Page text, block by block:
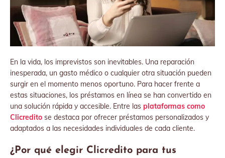
En la vida, los imprevistos son inevitables. Una reparación
inesperada, un gasto médico o cualquier otra situación pueden
surgir en el momento menos oportuno. Para hacer frente a
estas situaciones, los préstamos en línea se han convertido en
una solución rápida y accesible. Entre las plataformas como
Clicredito se destaca por ofrecer préstamos personalizados y
adaptados a las necesidades individuales de cada cliente.
¿Por qué elegir Clicredito para tus